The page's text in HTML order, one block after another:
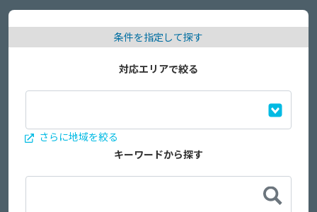
条件を指定して探す
対応エリアで絞る
さらに地域を絞る
キーワードから探す